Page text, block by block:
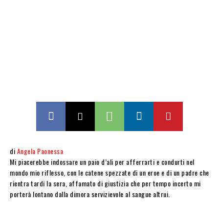
diAngela Paonessa
Mi piacerebbe indossare un paio d’ali per afferrarti e condurti nel
mondo mio riflesso, con le catene spezzate di un eroe e di un padre che
rientra tardi la sera, affamato di giustizia che per tempo incerto mi
porterà lontano dalla dimora servizievole al sangue altrui.